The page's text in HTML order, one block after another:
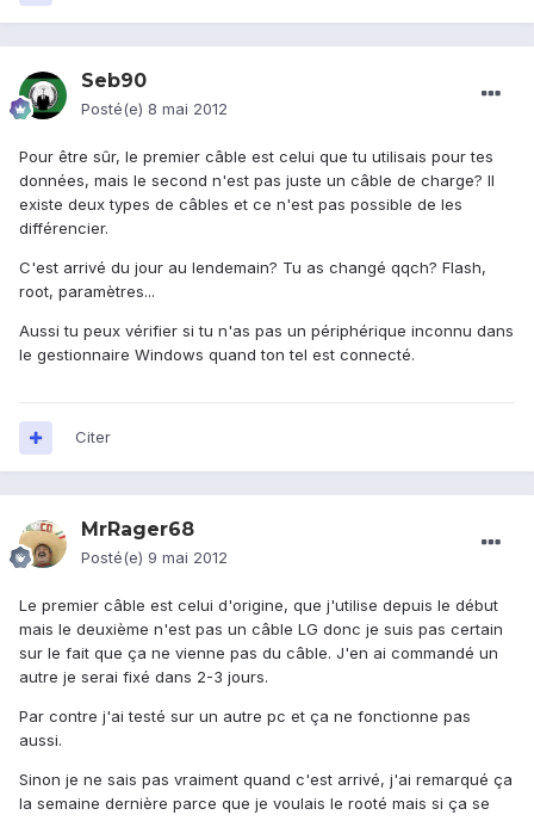
Seb90
Posté(e) 8 mai 2012
Pour être sûr, le premier câble est celui que tu utilisais pour tes
données, mais le second n'est pas juste un câble de charge? Il
existe deux types de câbles et ce n'est pas possible de les
différencier.
C'est arrivé du jour au lendemain? Tu as changé qqch? Flash,
root, paramètres...
Aussi tu peux vérifier si tu n'as pas un périphérique inconnu dans
le gestionnaire Windows quand ton tel est connecté.
Citer
MrRager68
Posté(e) 9 mai 2012
Le premier câble est celui d'origine, que j'utilise depuis le début
mais le deuxième n'est pas un câble LG donc je suis pas certain
sur le fait que ça ne vienne pas du câble. J'en ai commandé un
autre je serai fixé dans 2-3 jours.
Par contre j'ai testé sur un autre pc et ça ne fonctionne pas
aussi.
Sinon je ne sais pas vraiment quand c'est arrivé, j'ai remarqué ça
la semaine dernière parce que je voulais le rooté mais si ça se